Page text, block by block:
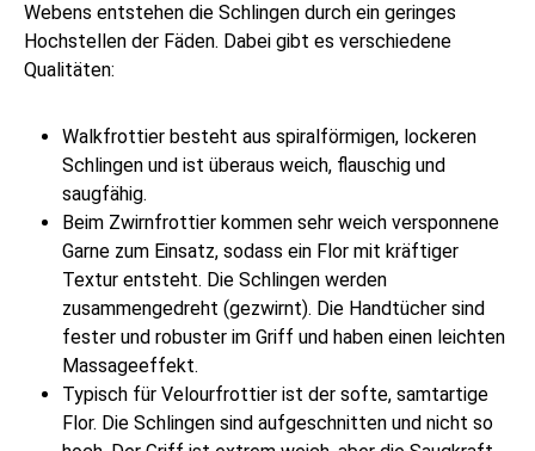
Webens entstehen die Schlingen durch ein geringes
Hochstellen der Fäden. Dabei gibt es verschiedene
Qualitäten:
Walkfrottier besteht aus spiralförmigen, lockeren
Schlingen und ist überaus weich, flauschig und
saugfähig.
Beim Zwirnfrottier kommen sehr weich versponnene
Garne zum Einsatz, sodass ein Flor mit kräftiger
Textur entsteht. Die Schlingen werden
zusammengedreht (gezwirnt). Die Handtücher sind
fester und robuster im Griff und haben einen leichten
Massageeffekt.
Typisch für Velourfrottier ist der softe, samtartige
Flor. Die Schlingen sind aufgeschnitten und nicht so